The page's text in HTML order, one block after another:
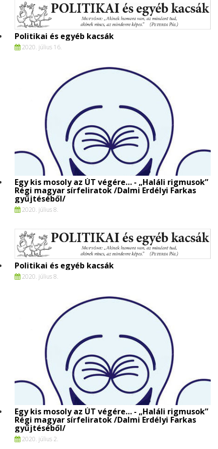
Politikai és egyéb kacsák
2020. július 16.
Egy kis mosoly az ÚT végére… - „Haláli rigmusok”
Régi magyar sírfeliratok /Dalmi Erdélyi Farkas
gyűjtéséből/
2020. július 8.
Politikai és egyéb kacsák
2020. július 8.
Egy kis mosoly az ÚT végére… - „Haláli rigmusok”
Régi magyar sírfeliratok /Dalmi Erdélyi Farkas
gyűjtéséből/
2020. július 2.